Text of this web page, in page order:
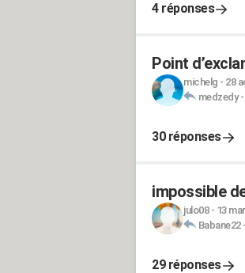
4 réponses
Point
michelg - 28
medzedy-
30 réponses
impossible
julo08- 13
Babane22-
29 réponses